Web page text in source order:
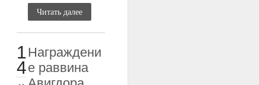
Читать далее
1
4
Награждени
е раввина